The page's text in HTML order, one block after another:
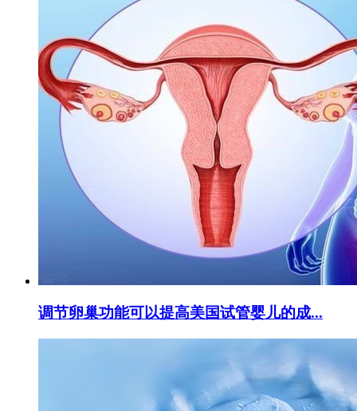
调节卵巢功能可以提高美国试管婴儿的成...